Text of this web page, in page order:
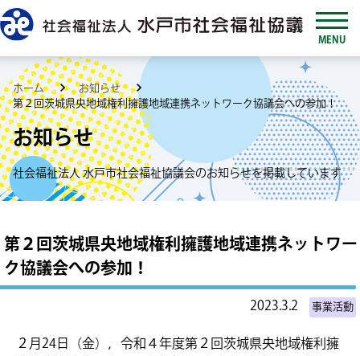
MENU
ホーム
お知らせ
第２回茨城県央地域権利擁護地域連携ネットワーク協議会への参加！
お知らせ
社会福祉法人 水戸市社会福祉協議会のお知らせを掲載しています
第２回茨城県央地域権利擁護地域連携ネットワー
ク協議会への参加！
2023.3.2 事業活動
２月24日（金），令和４年度第２回茨城県央地域権利擁